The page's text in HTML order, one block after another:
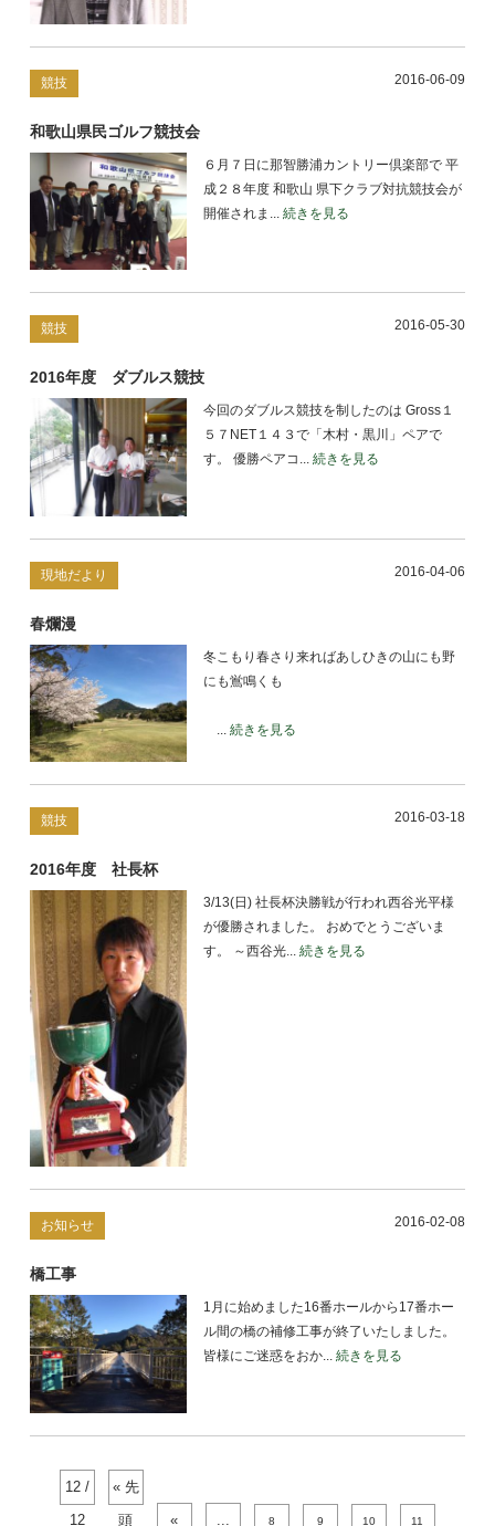
競技 2016-06-09
和歌山県民ゴルフ競技会
６月７日に那智勝浦カントリー倶楽部で 平
成２８年度 和歌山 県下クラブ対抗競技会が
開催されま... 続きを見る
競技 2016-05-30
2016年度 ダブルス競技
今回のダブルス競技を制したのは Gross１
５７NET１４３で「木村・黒川」ペアで
す。 優勝ペアコ... 続きを見る
現地だより 2016-04-06
春爛漫
冬こもり春さり来ればあしひきの山にも野
にも鴬鳴くも
続きを見る
競技 2016-03-18
2016年度 社長杯
3/13(日) 社長杯決勝戦が行われ西谷光平様
が優勝されました。 おめでとうございま
す。 ～西谷光... 続きを見る
お知らせ 2016-02-08
橋工事
1月に始めました16番ホールから17番ホー
ル間の橋の補修工事が終了いたしました。
皆様にご迷惑をおか... 続きを見る
12 /
12
« 先
頭
« 8 9 10 11